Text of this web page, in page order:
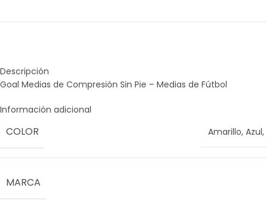
Descripción
Goal Medias de Compresión Sin Pie – Medias de Fútbol
Información adicional
COLOR Amarillo, Azul,
MARCA